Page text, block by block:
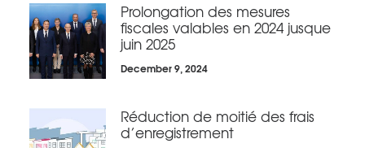
Prolongation des mesures
fiscales valables en 2024 jusque
juin 2025
December 9, 2024
Réduction de moitié des frais
d’enregistrement